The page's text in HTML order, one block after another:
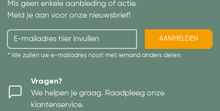
Mis geen enkele aanbieding of actie.
Meld je aan voor onze nieuwsbrief!
AANMELDEN
* We zullen uw e-mailadres nooit met iemand anders delen.
Vragen?
We helpen je graag. Raadpleeg onze
klantenservice.